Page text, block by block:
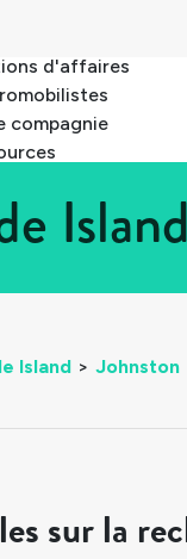
d'affaires
compagnie
Island > Johnston
sur la